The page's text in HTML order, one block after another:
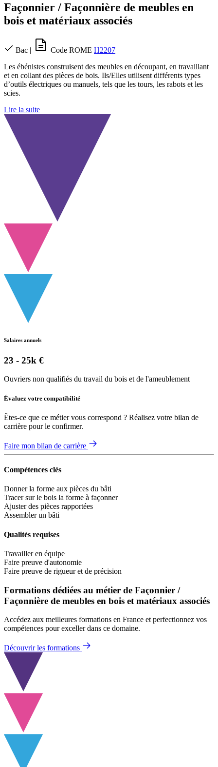
Façonnier / Façonnière de meubles en
bois et matériaux associés
Bac | Code ROME H2207
Les ébénistes construisent des meubles en découpant, en travaillant
et en collant des pièces de bois. Ils/Elles utilisent différents types
d’outils électriques ou manuels, tels que les tours, les rabots et les
scies.
Lire la suite
Salaires annuels
23 - 25k €
Ouvriers non qualifiés du travail du bois et de l'ameublement
Évaluez votre compatibilité
Êtes-ce que ce métier vous correspond ? Réalisez votre bilan de
carrière pour le confirmer.
Faire mon bilan de carrière
Compétences clés
Donner la forme aux pièces du bâti
Tracer sur le bois la forme à façonner
Ajuster des pièces rapportées
Assembler un bâti
Qualités requises
Travailler en équipe
Faire preuve d'autonomie
Faire preuve de rigueur et de précision
Formations dédiées au métier de Façonnier /
Façonnière de meubles en bois et matériaux associés
Accédez aux meilleures formations en France et perfectionnez vos
compétences pour exceller dans ce domaine.
Découvrir les formations